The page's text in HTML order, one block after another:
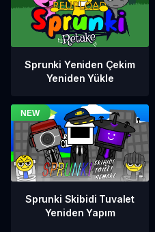
Sprunki Yeniden Çekim
Yeniden Yükle
Sprunki Skibidi Tuvalet
Yeniden Yapım